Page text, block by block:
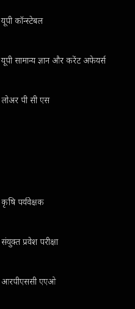
यूपी कॉन्स्टेबल
यूपी सामान्य ज्ञान और करेंट अफेयर्स
लोअर पी सी एस
कृषि पर्यवेक्षक
संयुक्त प्रवेश परीक्षा
आरपीएससी एएओ